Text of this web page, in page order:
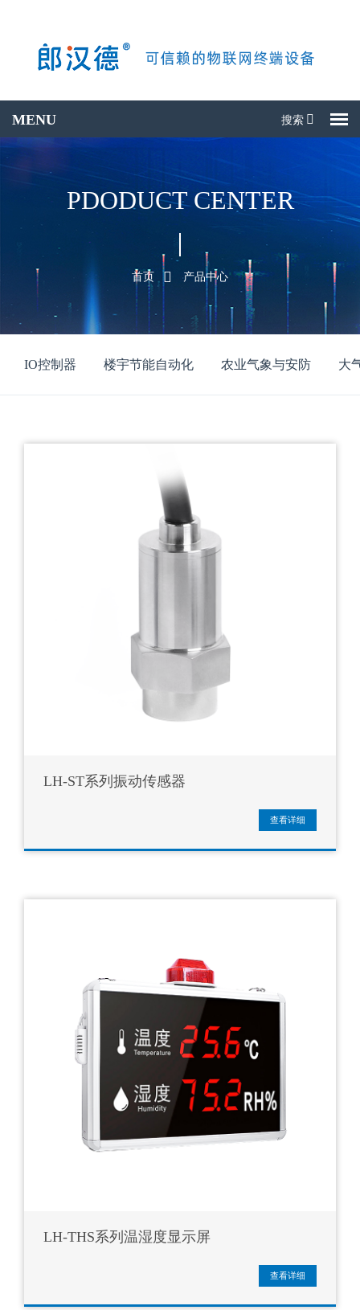
搜索
PDODUCT CENTER
首页 产品中心
IO控制器 楼宇节能自动化 农业气象与安防 大
LH-ST系列振动传感器
查看详细
LH-THS系列温湿度显示屏
查看详细